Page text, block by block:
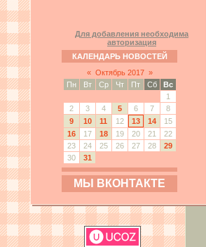
Для добавления необходима
авторизация
КАЛЕНДАРЬ НОВОСТЕЙ
« Октябрь 2017 »
Пн
Вт Ср Чт Пт Сб
Вс
1
2
3 4 5 6 7
8
9
10 11 12 13 14
15
16
17 18 19 20 21
22
23
24 25 26 27 28
29
30
31
МЫ ВКОНТАКТЕ